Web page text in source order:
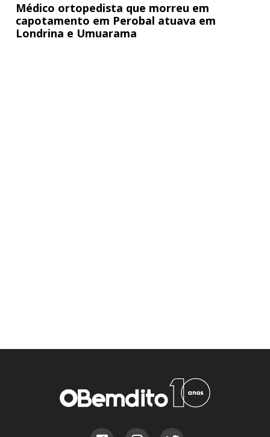
Médico ortopedista que morreu em
capotamento em Perobal atuava em
Londrina e Umuarama